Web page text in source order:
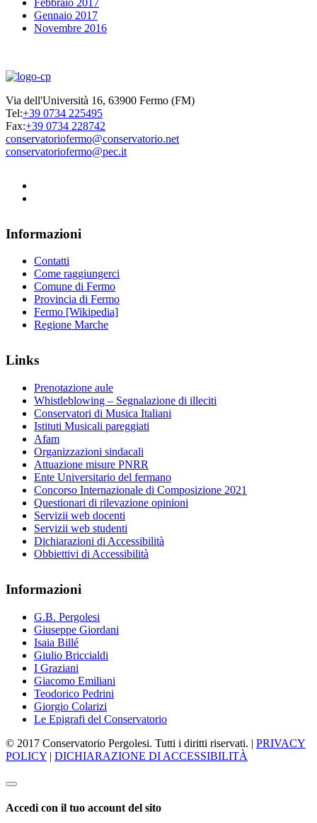
Gennaio 2017
Novembre 2016
Via dell'Università 16, 63900 Fermo (FM)
Tel:+39 0734 225495
Fax:+39 0734 228742
conservatoriofermo@conservatorio.net
conservatoriofermo@pec.it
Informazioni
Contatti
Come raggiungerci
Comune di Fermo
Provincia di Fermo
Fermo [Wikipedia]
Regione Marche
Links
Prenotazione aule
Whistleblowing – Segnalazione di illeciti
Conservatori di Musica Italiani
Istituti Musicali pareggiati
Afam
Organizzazioni sindacali
Attuazione misure PNRR
Ente Universitario del fermano
Concorso Internazionale di Composizione 2021
Questionari di rilevazione opinioni
Servizii web docenti
Servizii web studenti
Dichiarazioni di Accessibilità
Obbiettivi di Accessibilità
Informazioni
G.B. Pergolesi
Giuseppe Giordani
Isaia Billé
Giulio Briccialdi
I Graziani
Giacomo Emiliani
Teodorico Pedrini
Giorgio Colarizi
Le Epigrafi del Conservatorio
© 2017 Conservatorio Pergolesi. Tutti i diritti riservati. | PRIVACY
POLICY | DICHIARAZIONE DI ACCESSIBILITÀ
Accedi con il tuo account del sito